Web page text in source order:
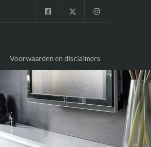
Voorwaarden en disclaimers